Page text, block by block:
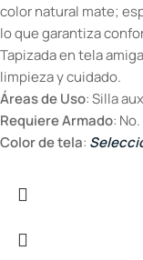
color natural mate;
lo que garantiza
Tapizada en tela
limpieza y cuidado.
Áreas de Uso: Silla
Requiere Armado: No.
Color de tela: